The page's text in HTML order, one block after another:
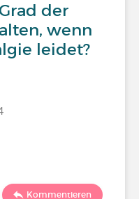
der
wenn
leidet?
Kommentieren